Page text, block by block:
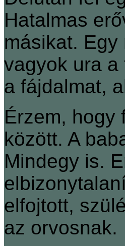
Hatalmas
másikat.
vagyok ura a
a fájdalmat,
Érzem, hogy
között. A
Mindegy is.
elfojtott,
az orvosnak.